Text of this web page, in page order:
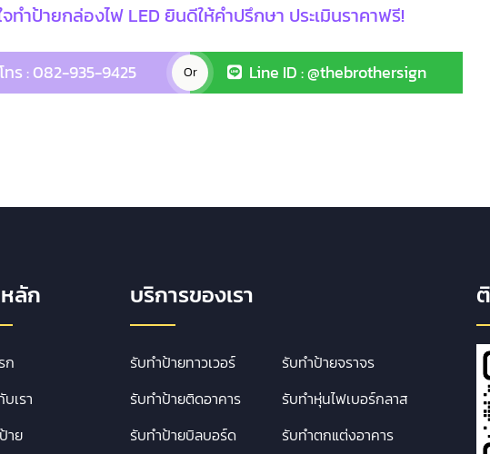
ทำป้ายกล่องไฟ LED ยินดีให้คำปรึกษา ประเมินราคาฟรี!
โทร : 082-935-9425 Or Line ID : @thebrothersign
ลัก
ก
เรา
าย
บริการของเรา
รับทำป้ายทาวเวอร์
รับทำป้ายติดอาคาร
รับทำป้ายบิลบอร์ด
รับทำป้ายจราจร
รับทำหุ่นไฟเบอร์กลาส
รับทำตกแต่งอาคาร